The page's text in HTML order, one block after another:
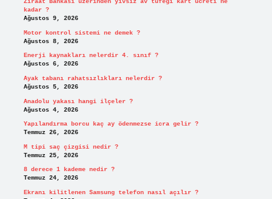
Ziraat Bankası üzerinden yivsiz av tüfeği kart ücreti ne
kadar ?
Ağustos 9, 2026
Motor kontrol sistemi ne demek ?
Ağustos 8, 2026
Enerji kaynakları nelerdir 4. sınıf ?
Ağustos 6, 2026
Ayak tabanı rahatsızlıkları nelerdir ?
Ağustos 5, 2026
Anadolu yakası hangi ilçeler ?
Ağustos 4, 2026
Yapılandırma borcu kaç ay ödenmezse icra gelir ?
Temmuz 26, 2026
M tipi saç çizgisi nedir ?
Temmuz 25, 2026
8 derece 1 kademe nedir ?
Temmuz 24, 2026
Ekranı kilitlenen Samsung telefon nasıl açılır ?